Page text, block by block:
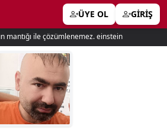
ÜYE OL GİRİŞ
mantığı ile çözümlenemez. einstein